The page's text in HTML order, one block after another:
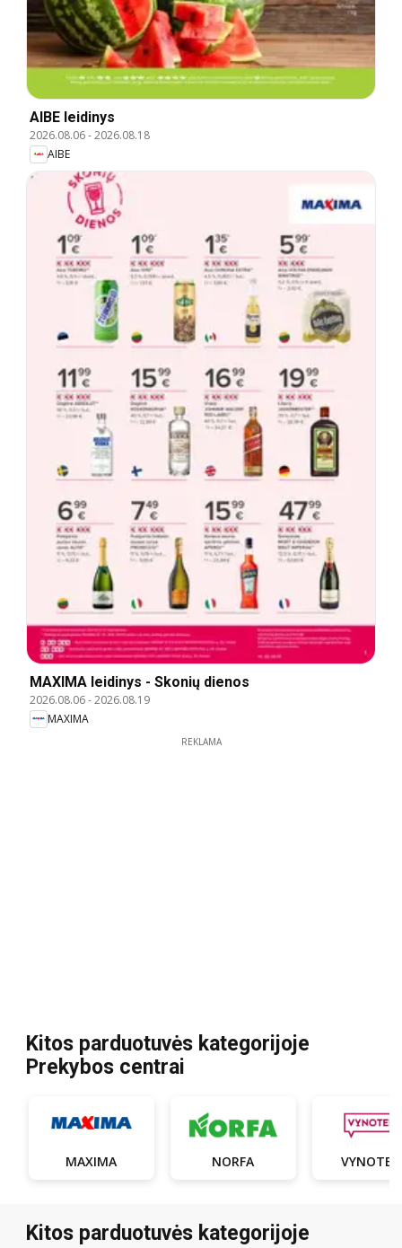
AIBE leidinys
2026.08.06-2026.08.18
AIBE
MAXIMA leidinys - Skonių dienos
2026.08.06-2026.08.19
MAXIMA
REKLAMA
Kitos parduotuvės kategorijoje
Prekybos centrai
MAXIMA NORFA
Kitos parduotuvės kategorijoje